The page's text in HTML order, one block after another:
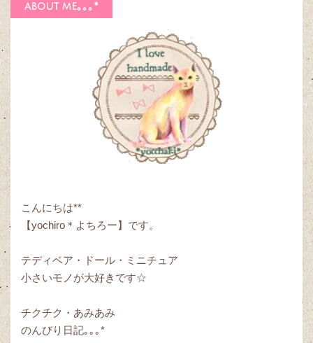
about me｡｡｡*
こんにちは**
【yochiro＊よちろー】です。
テディベア・ドール・ミニチュア
小さいモノが大好きです☆
チクチク・あみあみ
のんびり日記｡｡｡*